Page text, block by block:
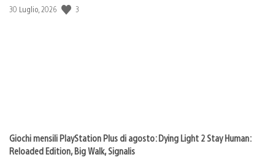
Data
30 Luglio, 2026 3
Giochi mensili PlayStation Plus di agosto: Dying Light 2 Stay Human:
Reloaded Edition, Big Walk, Signalis